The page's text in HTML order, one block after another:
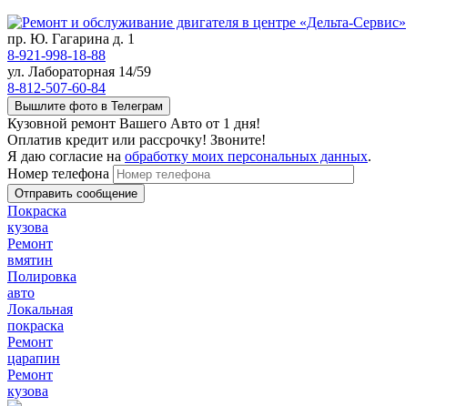
пр. Ю. Гагарина д. 1
8-921-998-18-88
ул. Лабораторная 14/59
8-812-507-60-84
Вышлите фото в Телеграм
Кузовной ремонт Вашего Авто от 1 дня!
Оплатив кредит или рассрочку! Звоните!
Я даю согласие на обработку моих персональных данных.
Номер телефона
Покраска
кузова
Ремонт
вмятин
Полировка
авто
Локальная
покраска
Ремонт
царапин
Ремонт
кузова